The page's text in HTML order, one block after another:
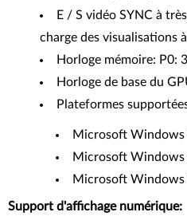
E / S vidéo SYNC à
charge des visualisations
Horloge mémoire: P0:
Horloge de base du
Plateformes
Microsoft Windows
Microsoft Windows
Microsoft Windows
Support d'affichage numérique: